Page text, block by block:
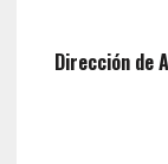
Dirección de